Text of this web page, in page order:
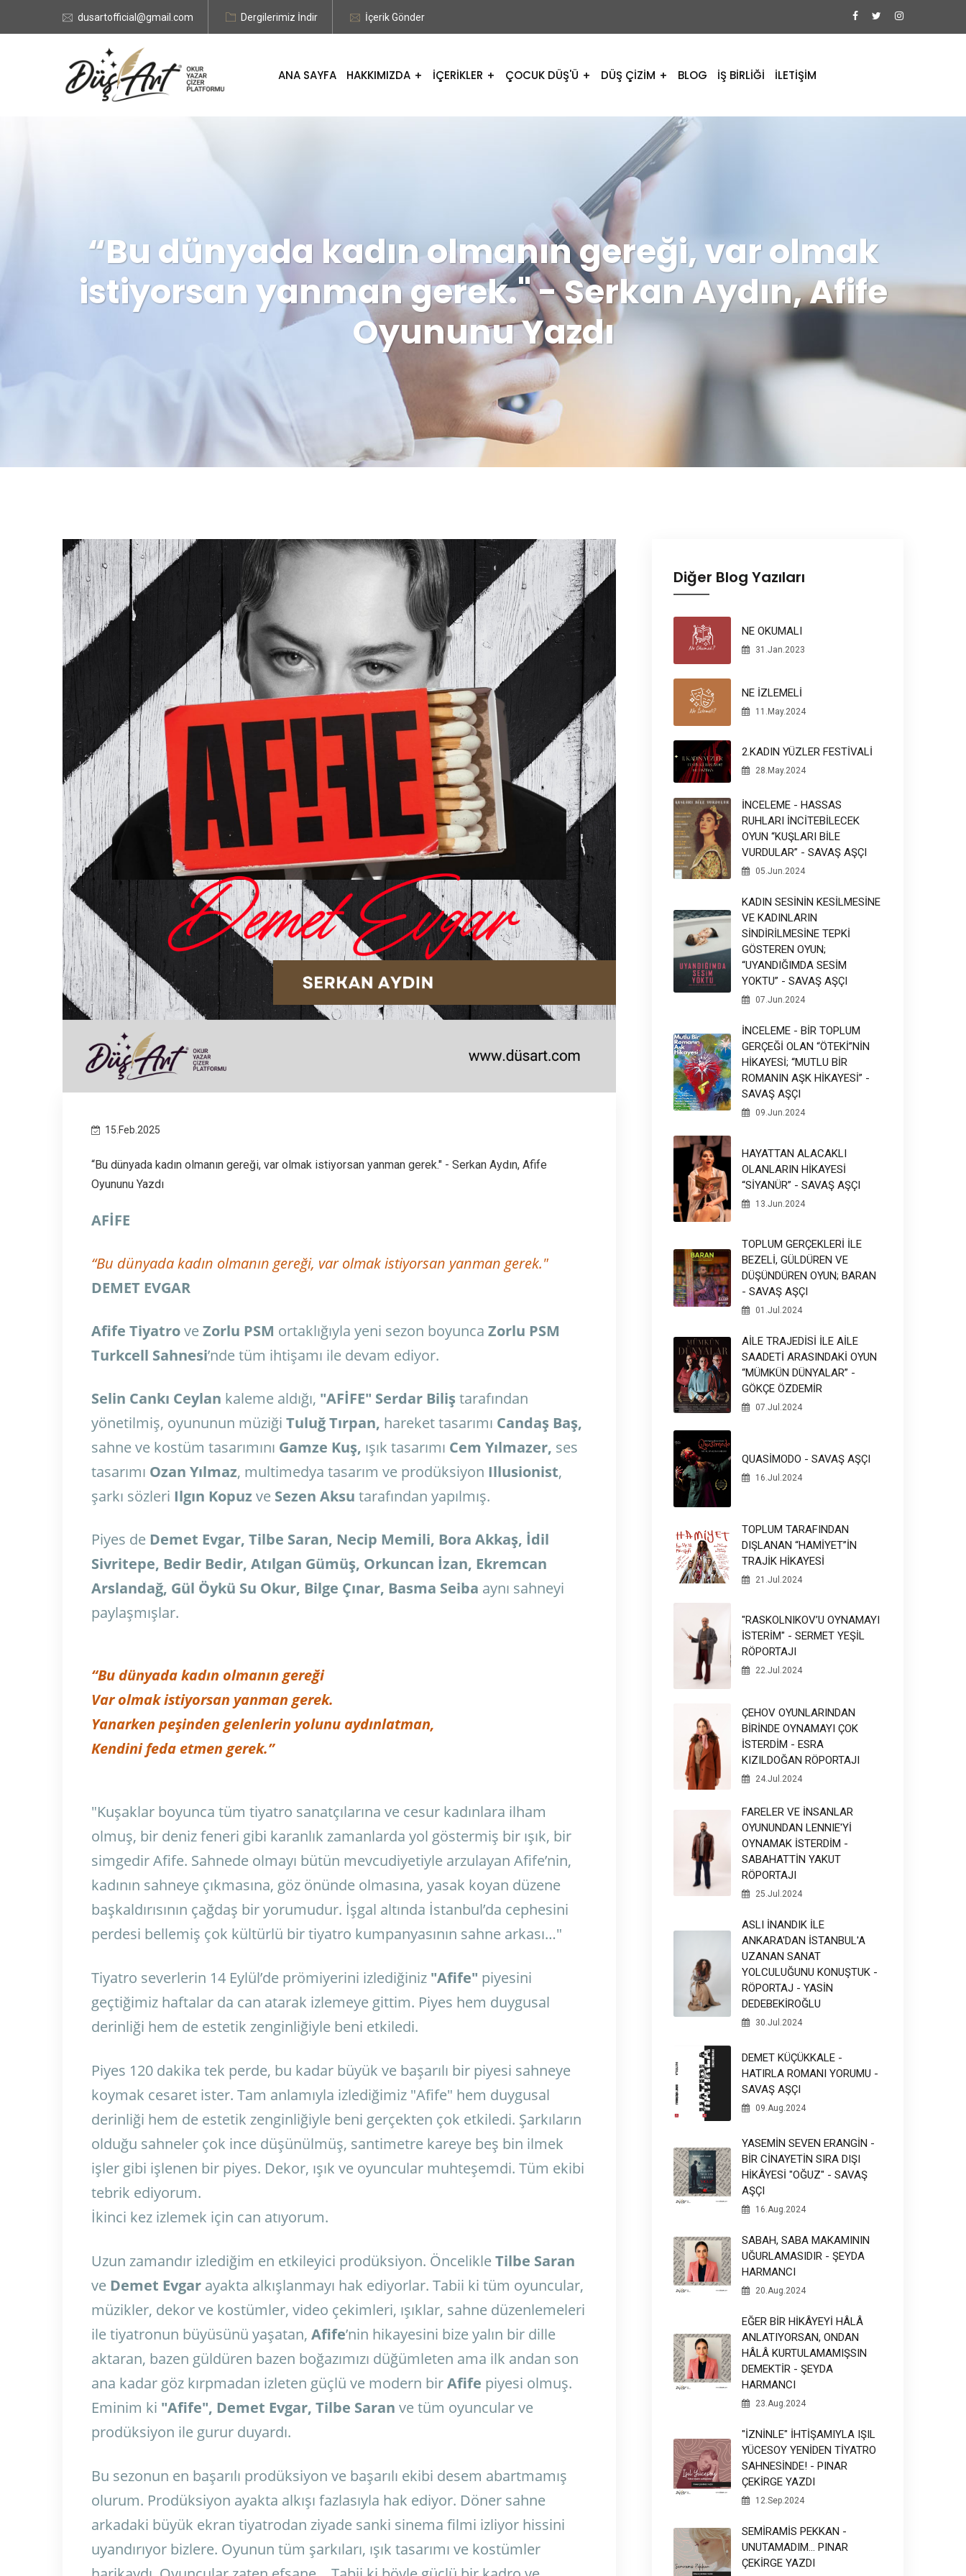
dusartofficial@gmail.com Dergilerimiz İndir İçerik Gönder
ANA SAYFA HAKKIMIZDA İÇERİKLER ÇOCUK DÜŞ'Ü DÜŞ ÇİZİM BLOG İŞ BİRLİĞİ İLETİŞİM
“Bu dünyada kadın olmanın gereği, var olmak
istiyorsan yanman gerek." - Serkan Aydın, Afife
Oyununu Yazdı
15.Feb.2025
“Bu dünyada kadın olmanın gereği, var olmak istiyorsan yanman gerek." - Serkan Aydın, Afife
Oyununu Yazdı
AFİFE
“Bu dünyada kadın olmanın gereği, var olmak istiyorsan yanman gerek."
DEMET EVGAR
Afife TiyatroveZorlu PSM ortaklığıyla yeni sezon boyunca Zorlu PSM
Turkcell Sahnesi’nde tüm ihtişamı ile devam ediyor.
Selin Cankı Ceylan kaleme aldığı, "AFİFE" Serdar Biliş tarafından
yönetilmiş, oyununun müziği Tuluğ Tırpan, hareket tasarımı Candaş Baş,
sahne ve kostüm tasarımını Gamze Kuş, ışık tasarımı Cem Yılmazer, ses
tasarımı Ozan Yılmaz, multimedya tasarım ve prodüksiyon Illusionist,
şarkı sözleri Ilgın Kopuz ve Sezen Aksu tarafından yapılmış.
Piyes de Demet Evgar, Tilbe Saran, Necip Memili, Bora Akkaş, İdil
Sivritepe, Bedir Bedir, Atılgan Gümüş, Orkuncan İzan, Ekremcan
Arslandağ, Gül Öykü Su Okur, Bilge Çınar, Basma Seiba aynı sahneyi
paylaşmışlar.
“Bu dünyada kadın olmanın gereği
Var olmak istiyorsan yanman gerek.
Yanarken peşinden gelenlerin yolunu aydınlatman,
Kendini feda etmen gerek.”
"Kuşaklar boyunca tüm tiyatro sanatçılarına ve cesur kadınlara ilham
olmuş, bir deniz feneri gibi karanlık zamanlarda yol göstermiş bir ışık, bir
simgedir Afife. Sahnede olmayı bütün mevcudiyetiyle arzulayan Afife’nin,
kadının sahneye çıkmasına, göz önünde olmasına, yasak koyan düzene
başkaldırısının çağdaş bir yorumudur. İşgal altında İstanbul’da cephesini
perdesi bellemiş çok kültürlü bir tiyatro kumpanyasının sahne arkası…"
Tiyatro severlerin 14 Eylül’de prömiyerini izlediğiniz "Afife" piyesini
geçtiğimiz haftalar da can atarak izlemeye gittim. Piyes hem duygusal
derinliği hem de estetik zenginliğiyle beni etkiledi.
Piyes 120 dakika tek perde, bu kadar büyük ve başarılı bir piyesi sahneye
koymak cesaret ister. Tam anlamıyla izlediğimiz "Afife" hem duygusal
derinliği hem de estetik zenginliğiyle beni gerçekten çok etkiledi. Şarkıların
olduğu sahneler çok ince düşünülmüş, santimetre kareye beş bin ilmek
işler gibi işlenen bir piyes. Dekor, ışık ve oyuncular muhteşemdi. Tüm ekibi
tebrik ediyorum.
İkinci kez izlemek için can atıyorum.
Uzun zamandır izlediğim en etkileyici prodüksiyon. ÖncelikleTilbe Saran
ve Demet Evgar ayakta alkışlanmayı hak ediyorlar. Tabii ki tüm oyuncular,
müzikler, dekor ve kostümler, video çekimleri, ışıklar, sahne düzenlemeleri
ile tiyatronun büyüsünü yaşatan, Afife’nin hikayesini bize yalın bir dille
aktaran, bazen güldüren bazen boğazımızı düğümleten ama ilk andan son
ana kadar göz kırpmadan izleten güçlü ve modern birAfife piyesi olmuş.
Eminim ki "Afife", Demet Evgar, Tilbe Saran ve tüm oyuncular ve
prodüksiyon ile gurur duyardı.
Bu sezonun en başarılı prodüksiyon ve başarılı ekibi desem abartmamış
olurum. Prodüksiyon ayakta alkışı fazlasıyla hak ediyor. Döner sahne
arkadaki büyük ekran tiyatrodan ziyade sanki sinema filmi izliyor hissini
uyandırıyor bizlere. Oyunun tüm şarkıları, ışık tasarımı ve kostümler
Diğer Blog Yazıları
NE OKUMALI
31.Jan.2023
NE İZLEMELİ
11.May.2024
2.KADIN YÜZLER FESTİVALİ
28.May.2024
İNCELEME - HASSAS
RUHLARI İNCİTEBİLECEK
OYUN “KUŞLARI BİLE
VURDULAR” - SAVAŞ AŞÇI
05.Jun.2024
KADIN SESİNİN KESİLMESİNE
VE KADINLARIN
SİNDİRİLMESİNE TEPKİ
GÖSTEREN OYUN;
“UYANDIĞIMDA SESİM
YOKTU” - SAVAŞ AŞÇI
07.Jun.2024
İNCELEME - BİR TOPLUM
GERÇEĞİ OLAN “ÖTEKİ”NİN
HİKAYESİ; “MUTLU BİR
ROMANIN AŞK HİKAYESİ” -
SAVAŞ AŞÇI
09.Jun.2024
HAYATTAN ALACAKLI
OLANLARIN HİKAYESİ
“SİYANÜR” - SAVAŞ AŞÇI
13.Jun.2024
TOPLUM GERÇEKLERİ İLE
BEZELİ, GÜLDÜREN VE
DÜŞÜNDÜREN OYUN; BARAN
- SAVAŞ AŞÇI
01.Jul.2024
AİLE TRAJEDİSİ İLE AİLE
SAADETİ ARASINDAKİ OYUN
“MÜMKÜN DÜNYALAR” -
GÖKÇE ÖZDEMİR
07.Jul.2024
QUASİMODO - SAVAŞ AŞÇI
16.Jul.2024
TOPLUM TARAFINDAN
DIŞLANAN “HAMİYET”İN
TRAJİK HİKAYESİ
21.Jul.2024
"RASKOLNIKOV’U OYNAMAYI
İSTERİM" - SERMET YEŞİL
RÖPORTAJI
22.Jul.2024
ÇEHOV OYUNLARINDAN
BİRİNDE OYNAMAYI ÇOK
İSTERDİM - ESRA
KIZILDOĞAN RÖPORTAJI
24.Jul.2024
FARELER VE İNSANLAR
OYUNUNDAN LENNIE'Yİ
OYNAMAK İSTERDİM -
SABAHATTİN YAKUT
RÖPORTAJI
25.Jul.2024
ASLI İNANDIK İLE
ANKARA'DAN İSTANBUL'A
UZANAN SANAT
YOLCULUĞUNU KONUŞTUK -
RÖPORTAJ - YASİN
DEDEBEKİROĞLU
30.Jul.2024
DEMET KÜÇÜKKALE -
HATIRLA ROMANI YORUMU -
SAVAŞ AŞÇI
09.Aug.2024
YASEMİN SEVEN ERANGİN -
BİR CİNAYETİN SIRA DIŞI
HİKÂYESİ "OĞUZ" - SAVAŞ
AŞÇI
16.Aug.2024
SABAH, SABA MAKAMININ
UĞURLAMASIDIR - ŞEYDA
HARMANCI
20.Aug.2024
EĞER BİR HİKÂYEYİ HÂLÂ
ANLATIYORSAN, ONDAN
HÂLÂ KURTULAMAMIŞSIN
DEMEKTİR - ŞEYDA
HARMANCI
23.Aug.2024
"İZNİNLE" İHTİŞAMIYLA IŞIL
YÜCESOY YENİDEN TİYATRO
SAHNESİNDE! - PINAR
ÇEKİRGE YAZDI
12.Sep.2024
SEMİRAMİS PEKKAN -
UNUTAMADIM... PINAR
ÇEKİRGE YAZDI